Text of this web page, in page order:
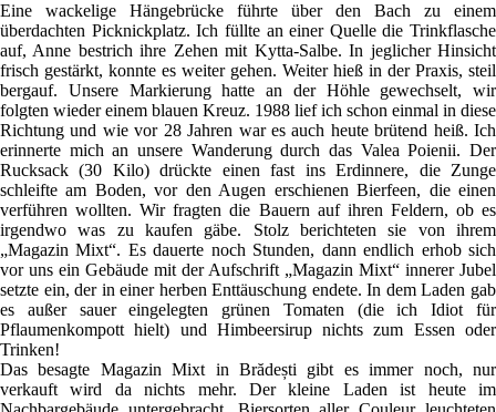
Eine wackelige Hängebrücke führte über den Bach zu einem
überdachten Picknickplatz. Ich füllte an einer Quelle die Trinkflasche
auf, Anne bestrich ihre Zehen mit Kytta-Salbe. In jeglicher Hinsicht
frisch gestärkt, konnte es weiter gehen. Weiter hieß in der Praxis, steil
bergauf. Unsere Markierung hatte an der Höhle gewechselt, wir
folgten wieder einem blauen Kreuz. 1988 lief ich schon einmal in diese
Richtung und wie vor 28 Jahren war es auch heute brütend heiß. Ich
erinnerte mich an unsere Wanderung durch das Valea Poienii. Der
Rucksack (30 Kilo) drückte einen fast ins Erdinnere, die Zunge
schleifte am Boden, vor den Augen erschienen Bierfeen, die einen
verführen wollten. Wir fragten die Bauern auf ihren Feldern, ob es
irgendwo was zu kaufen gäbe. Stolz berichteten sie von ihrem
„Magazin Mixt“. Es dauerte noch Stunden, dann endlich erhob sich
vor uns ein Gebäude mit der Aufschrift „Magazin Mixt“ innerer Jubel
setzte ein, der in einer herben Enttäuschung endete. In dem Laden gab
es außer sauer eingelegten grünen Tomaten (die ich Idiot für
Pflaumenkompott hielt) und Himbeersirup nichts zum Essen oder
Trinken!
Das besagte Magazin Mixt in Brădești gibt es immer noch, nur
verkauft wird da nichts mehr. Der kleine Laden ist heute im